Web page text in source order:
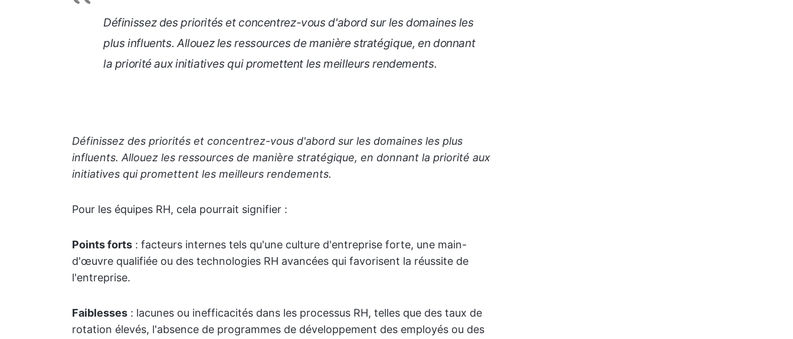
Définissez des priorités et concentrez-vous d'abord sur les domaines les
plus influents. Allouez les ressources de manière stratégique, en donnant
la priorité aux initiatives qui promettent les meilleurs rendements.
Définissez des priorités et concentrez-vous d'abord sur les domaines les plus
influents. Allouez les ressources de manière stratégique, en donnant la priorité aux
initiatives qui promettent les meilleurs rendements.
Pour les équipes RH, cela pourrait signifier :
Points forts : facteurs internes tels qu'une culture d'entreprise forte, une main-
d'œuvre qualifiée ou des technologies RH avancées qui favorisent la réussite de
l'entreprise.
Faiblesses : lacunes ou inefficacités dans les processus RH, telles que des taux de
rotation élevés, l'absence de programmes de développement des employés ou des